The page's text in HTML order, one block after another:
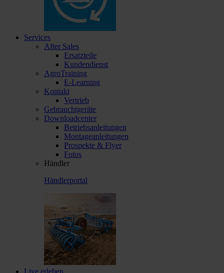
Services
After Sales
Ersatzteile
Kundendienst
AgroTraining
E-Learning
Kontakt
Vertrieb
Gebrauchtgeräte
Downloadcenter
Betriebsanleitungen
Montageanleitungen
Prospekte & Flyer
Fotos
Händler
Händlerportal
Live erleben